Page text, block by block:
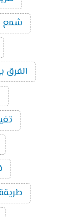
شمع
الفرق بين
طريقة